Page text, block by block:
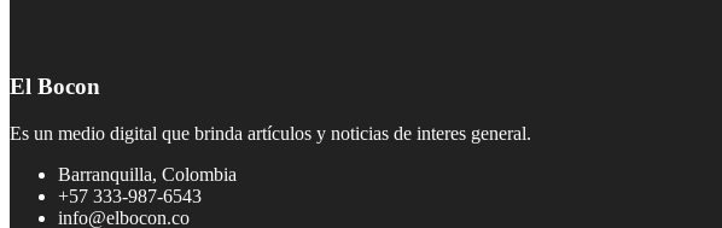
El Bocon
Es un medio digital que brinda artículos y noticias de interes general.
Barranquilla, Colombia
+57 333-987-6543
info@elbocon.co